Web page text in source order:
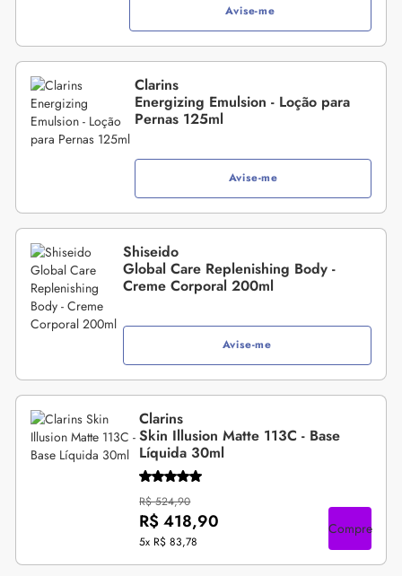
Avise-me
Clarins
Energizing Emulsion - Loção para
Pernas 125ml
Avise-me
Shiseido
Global Care Replenishing Body -
Creme Corporal 200ml
Avise-me
Clarins
Skin Illusion Matte 113C - Base
Líquida 30ml
R$ 524,90
R$ 418,90
5x R$ 83,78
Compre